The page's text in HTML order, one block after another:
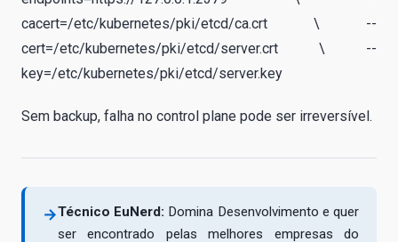
cacert=/etc/kubernetes/pki/etcd/ca.crt \ --
cert=/etc/kubernetes/pki/etcd/server.crt \ --
key=/etc/kubernetes/pki/etcd/server.key
Sem backup, falha no control plane pode ser irreversível.
→Técnico EuNerd: Domina Desenvolvimento e quer
ser encontrado pelas melhores empresas do